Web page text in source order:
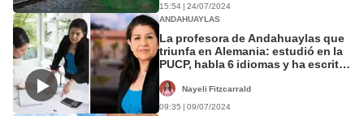
15:54 | 24/07/2024
ANDAHUAYLAS
La profesora de Andahuaylas que
triunfa en Alemania: estudió en la
PUCP, habla 6 idiomas y ha escrito
Nayeli Fitzcarrald
09:35 | 09/07/2024